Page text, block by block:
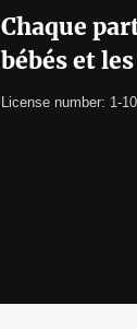
Chaque
bébés et
License number: 1-